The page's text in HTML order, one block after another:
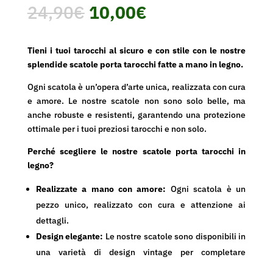
24,90€ Il
prezzo
era:
24,90€.
10,00€Il
è:
10,00€.
Tieni i tuoi tarocchi al sicuro e con stile con le nostre
splendide scatole porta tarocchi fatte a mano in legno.
Ogni scatola è un’opera d’arte unica, realizzata con cura
e amore. Le nostre scatole non sono solo belle, ma
anche robuste e resistenti, garantendo una protezione
ottimale per i tuoi preziosi tarocchi e non solo.
Perché scegliere le nostre scatole porta tarocchi in
legno?
Realizzate a mano con amore: Ogni scatola è un
pezzo unico, realizzato con cura e attenzione ai
dettagli.
Design elegante: Le nostre scatole sono disponibili in
una varietà di design vintage per completare